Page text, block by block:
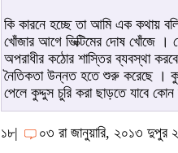
কি কারনে হচ্ছে তা আমি এক কথায়
খোঁজার আগে ভিক্টিমের দোষ খোঁজে ।
অপরাধীর কঠোর শাস্তির ব্যবস্থা
নৈতিকতা উন্নত হতে শুরু করেছে ।
পেলে কুদ্দুস চুরি করা ছাড়তে যাবে
১৮|
০৩ রা জানুয়ারি, ২০১৩ দুপুর